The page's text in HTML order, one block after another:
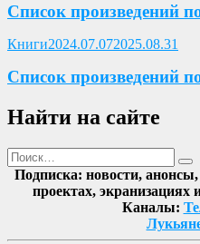
Список произведений
КнигиОпубликовано
2024.07.072025.08.31
Список произведений
Найти на сайте
Поиск
Подписка: новости,
проектах, экранизациях
Каналы: